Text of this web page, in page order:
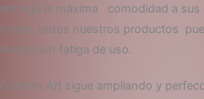
entrega la máxima comodidad a sus
forma, todos nuestros productos
tiempo sin fatiga de uso.
Custom Art sigue ampliando y